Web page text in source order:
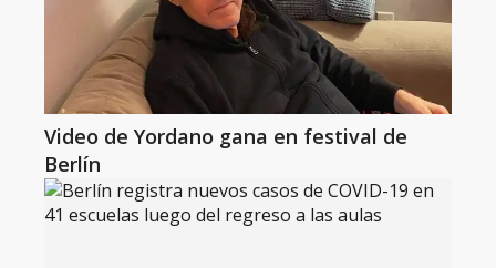
Video de Yordano gana en festival de
Berlín